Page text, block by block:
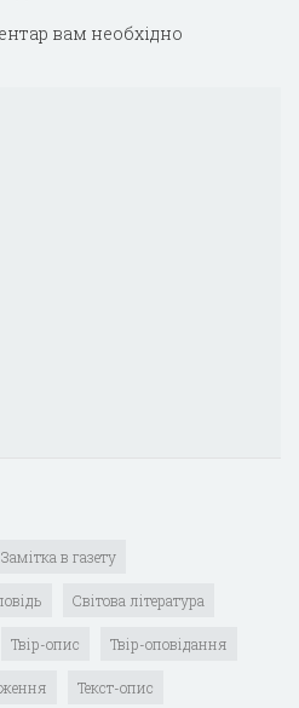
вам необхідно
Замітка в газету
Світова література
Твір-опис Твір-оповідання
Текст-опис